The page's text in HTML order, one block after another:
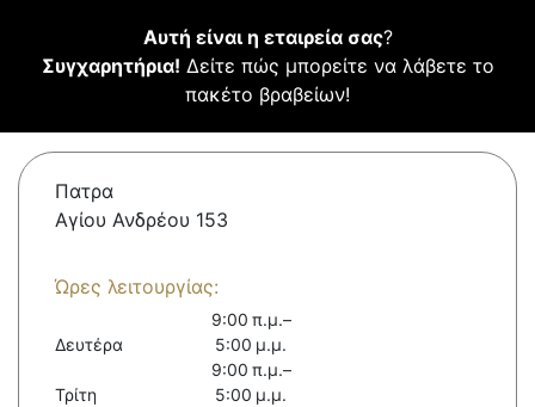
Αυτή είναι η εταιρεία σας?
Συγχαρητήρια! Δείτε πώς μπορείτε να λάβετε το
πακέτο βραβείων!
Πατρα
Αγίου Ανδρέου 153
Ώρες λειτουργίας:
Δευτέρα
9:00 π.μ.–
5:00 μ.μ.
Τρίτη
9:00 π.μ.–
5:00 μ.μ.